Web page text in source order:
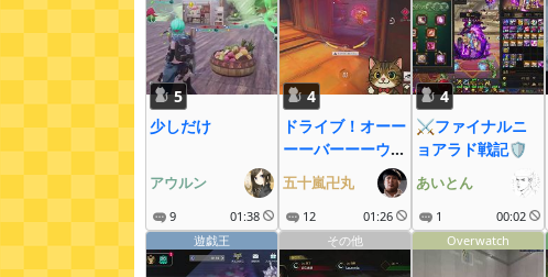
5
少しだけ
アウルン
9 01:38
4
ドライブ！オーー
ーーバーーーウォ
ッチ！！！
五十嵐卍丸
12 01:26
4
⚔ファイナルニ
ョアラド戦記🛡
あいとん
1 00:02
遊戯王
その他 Overwatch